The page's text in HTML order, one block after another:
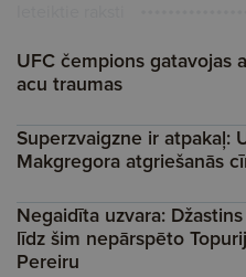
UFC čempions gatavojas
acu traumas
Superzvaigzne ir atpakaļ:
Makgregora atgriešanās
Negaidīta uzvara:
līdz šim nepārspēto
Pereiru